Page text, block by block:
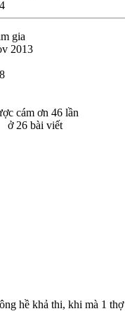
gia
2013
cám ơn 46 lần
26 bài viết
hề khả thi, khi mà 1